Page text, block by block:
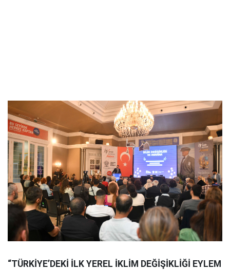
“TÜRKİYE’DEKİ İLK YEREL İKLİM DEĞİŞİKLİĞİ EYLEM